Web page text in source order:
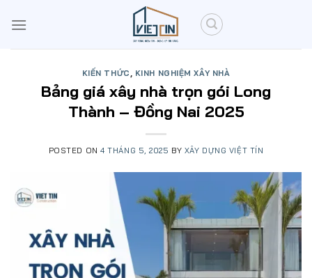
KIẾN THỨC , KINH NGHIỆM XÂY NHÀ
Bảng giá xây nhà trọn gói Long
Thành – Đồng Nai 2025
POSTED ON4 THÁNG 5, 2025 BY XÂY DỰNG VIỆT TÍN